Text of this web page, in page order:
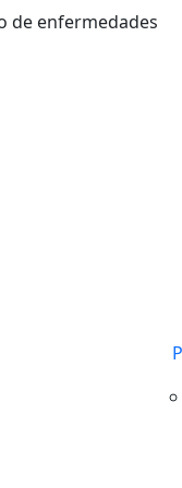
de enfermedades